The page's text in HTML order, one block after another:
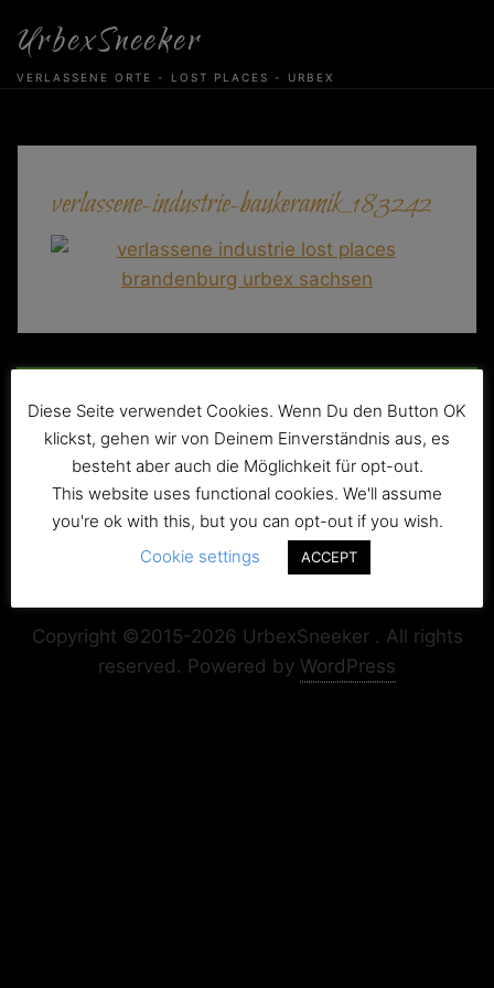
content
UrbexSneeker
VERLASSENE ORTE - LOST PLACES - URBEX
verlassene-industrie-baukeramik_183242
Copyright ©2015-2026 UrbexSneeker . All rights
reserved. Powered by WordPress
Diese Seite verwendet Cookies. Wenn Du den Button OK
klickst, gehen wir von Deinem Einverständnis aus, es
besteht aber auch die Möglichkeit für opt-out.
This website uses functional cookies. We'll assume
you're ok with this, but you can opt-out if you wish.
Cookie settings
ACCEPT